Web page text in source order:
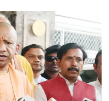
सुरक्षा सुनिश्चित की जा सके.